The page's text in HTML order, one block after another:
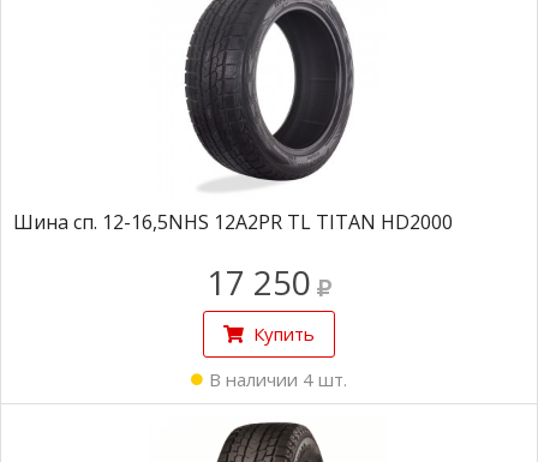
Шина сп. 12-16,5NHS 12A2PR TL TITAN HD2000
17 250
Купить
В наличии 4 шт.